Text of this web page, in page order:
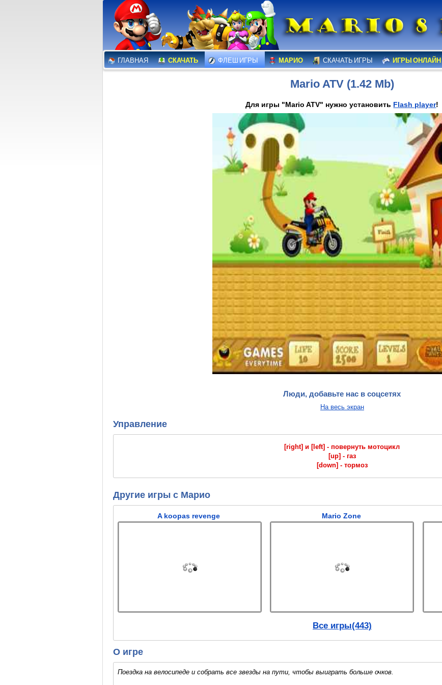
ГЛАВНАЯ СКАЧАТЬ ФЛЕШ ИГРЫ МАРИО СКАЧАТЬ ИГРЫ ИГРЫ ОНЛАЙН
Mario ATV (1.42 Mb)
Для игры "Mario ATV" нужно установить Flash player!
Люди, добавьте нас в соцсетях
На весь экран
Управление
[right] и [left] - повернуть мотоцикл
[up] - газ
[down] - тормоз
Другие игры с Марио
A koopas revenge Mario Zone
Все игры(443)
О игре
Поездка на велосипеде и собрать все звезды на пути, чтобы выиграть больше очков.